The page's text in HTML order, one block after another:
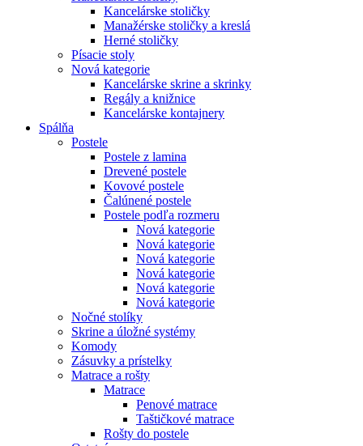
Kancelárske stoličky
Manažérske stoličky a kreslá
Herné stoličky
Písacie stoly
Nová kategorie
Kancelárske skrine a skrinky
Regály a knižnice
Kancelárske kontajnery
Spálňa
Postele
Postele z lamina
Drevené postele
Kovové postele
Čalúnené postele
Postele podľa rozmeru
Nová kategorie
Nová kategorie
Nová kategorie
Nová kategorie
Nová kategorie
Nová kategorie
Nočné stolíky
Skrine a úložné systémy
Komody
Zásuvky a prístelky
Matrace a rošty
Matrace
Penové matrace
Taštičkové matrace
Rošty do postele